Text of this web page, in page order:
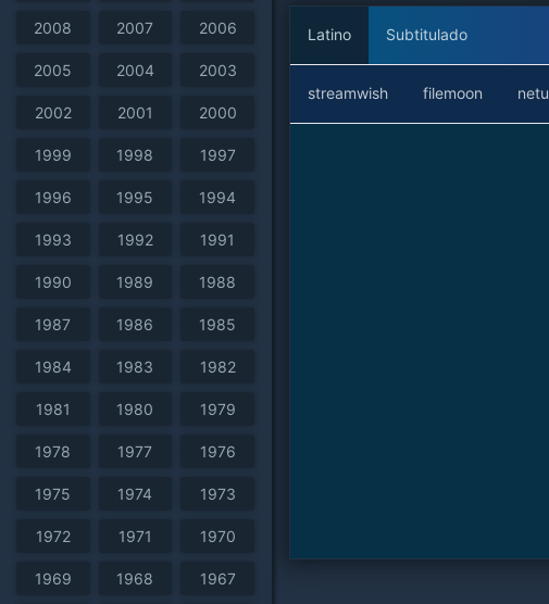
2008 2007 2006
2005 2004 2003
2002 2001 2000
1999 1998 1997
1996 1995 1994
1993 1992 1991
1990 1989 1988
1987 1986 1985
1984 1983 1982
1981 1980 1979
1978 1977 1976
1975 1974 1973
1972 1971 1970
1969 1968 1967
Latino Subtitulado
streamwish filemoon netu